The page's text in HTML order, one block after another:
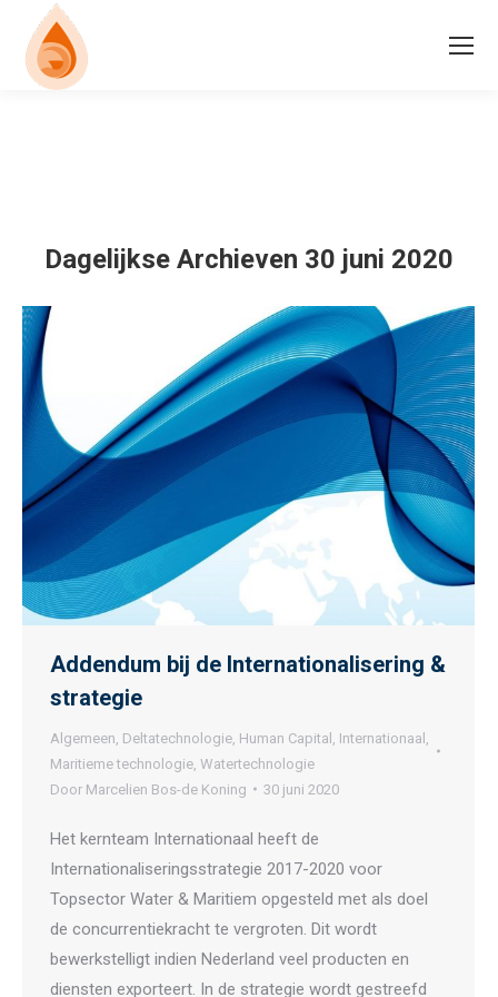
Dagelijkse Archieven 30 juni 2020
Addendum bij de Internationalisering &
strategie
Algemeen Deltatechnologie Human Capital Internationaal
Maritieme technologie Watertechnologie
Door Marcelien Bos-de Koning 30 juni 2020
Het kernteam Internationaal heeft de
Internationaliseringsstrategie 2017-2020 voor
Topsector Water & Maritiem opgesteld met als doel
de concurrentiekracht te vergroten. Dit wordt
bewerkstelligt indien Nederland veel producten en
diensten exporteert. In de strategie wordt gestreefd